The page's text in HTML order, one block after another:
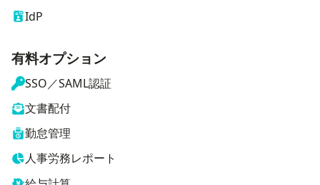
IdP
有料オプション
SSO／SAML認証
文書配付
勤怠管理
人事労務レポート